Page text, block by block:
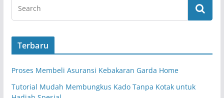
Terbaru
Proses Membeli Asuransi Kebakaran Garda Home
Tutorial Mudah Membungkus Kado Tanpa Kotak untuk